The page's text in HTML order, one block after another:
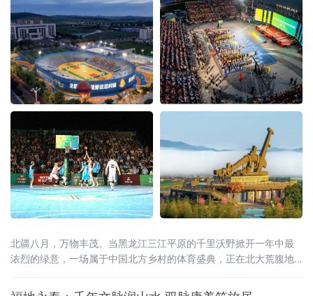
北疆八月，万物丰茂。当黑龙江三江平原的千里沃野掀开一年中最
浓烈的绿意，一场属于中国北方乡村的体育盛典，正在北大荒腹地
BA）北部大区赛，将在黑龙江省宝清县燃情启幕。这是村BA大区赛